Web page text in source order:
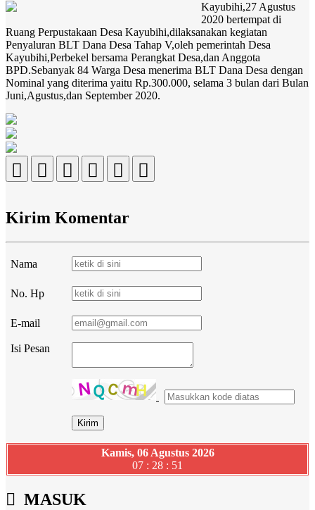
Kayubihi,27 Agustus
2020 bertempat di
Ruang Perpustakaan Desa Kayubihi,dilaksanakan kegiatan
Penyaluran BLT Dana Desa Tahap V,oleh pemerintah Desa
Kayubihi,Perbekel bersama Perangkat Desa,dan Anggota
BPD.Sebanyak 84 Warga Desa menerima BLT Dana Desa dengan
Nominal yang diterima yaitu Rp.300.000, selama 3 bulan dari Bulan
Juni,Agustus,dan September 2020.
Kirim Komentar
Nama
No. Hp
E-mail
Isi Pesan
Kamis, 06 Agustus 2026
07 : 28 : 52
MASUK